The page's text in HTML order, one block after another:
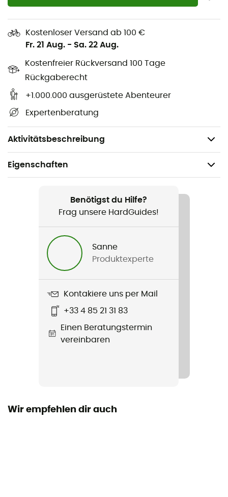
Kostenloser Versand ab 100 €
Fr. 21 Aug. - Sa. 22 Aug.
Kostenfreier Rückversand 100 Tage
Rückgaberecht
+1.000.000 ausgerüstete Abenteurer
Expertenberatung
Aktivitätsbeschreibung
der Stretch-Loc Gurt von Sea To Summit ein wertvolles
unvorhergesehene Ereignisse zu antizipieren.
Das haftende und dehnbare TPU-Material
verhindert, dass gesicherte Gegenstände
verrutschen
Verstellbare, robuste und sichere Gurte mit
Einfach und schnell zu spannen und sicher zu
verriegeln
Eigenschaften
Wandern / Trekking
Herren / Damen
Sangles Silicone X2
Benötigst du Hilfe?
Frag unsere HardGuides!
Sanne
Produktexperte
Kontakiere uns per Mail
+33 4 85 21 31 83
Einen Beratungstermin
vereinbaren
Wir empfehlen dir auch